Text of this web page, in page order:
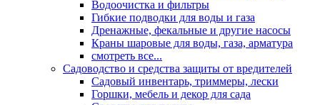
Водоочистка и фильтры
Гибкие подводки для воды и газа
Дренажные, фекальные и другие насосы
Краны шаровые для воды, газа, арматура
смотреть все...
Садоводство и средства защиты от вредителей
Садовый инвентарь, триммеры, лески
Горшки, мебель и декор для сада